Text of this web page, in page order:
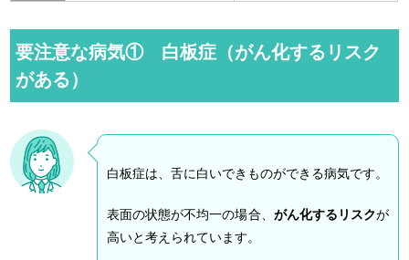
要注意な病気① 白板症（がん化するリスク
がある）
白板症は、舌に白いできものができる病気です。
表面の状態が不均一の場合、 がん化するリスクが
高いと考えられています。